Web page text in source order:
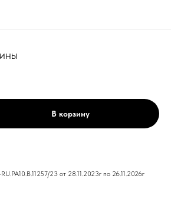
В корзину
23 от 28.11.2023г по 26.11.2026г